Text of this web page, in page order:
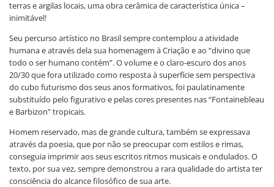
terras e argilas locais, uma obra cerâmica de característica única –
inimitável!
Seu percurso artístico no Brasil sempre contemplou a atividade
humana e através dela sua homenagem à Criação e ao “divino que
todo o ser humano contém”. O volume e o claro-escuro dos anos
20/30 que fora utilizado como resposta à superfície sem perspectiva
do cubo futurismo dos seus anos formativos, foi paulatinamente
substituído pelo figurativo e pelas cores presentes nas “Fontainebleau
e Barbizon” tropicais.
Homem reservado, mas de grande cultura, também se expressava
através da poesia, que por não se preocupar com estilos e rimas,
conseguia imprimir aos seus escritos ritmos musicais e ondulados. O
texto, por sua vez, sempre demonstrou a rara qualidade do artista ter
consciência do alcance filosófico de sua arte.